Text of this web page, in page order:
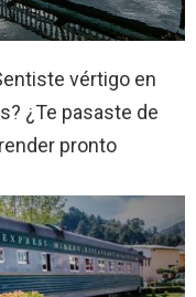
vértigo en
¿Te pasaste de
pronto